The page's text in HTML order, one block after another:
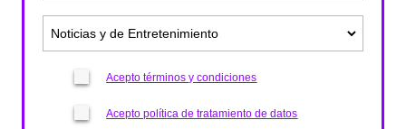
Acepto términos y condiciones
Acepto política de tratamiento de datos